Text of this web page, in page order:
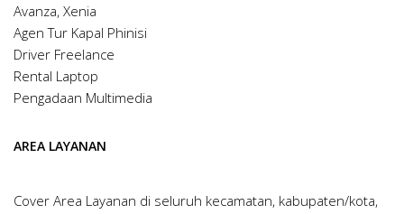
Avanza, Xenia
Agen Tur Kapal Phinisi
Driver Freelance
Rental Laptop
Pengadaan Multimedia
AREA LAYANAN
Cover Area Layanan di seluruh kecamatan, kabupaten/kota,